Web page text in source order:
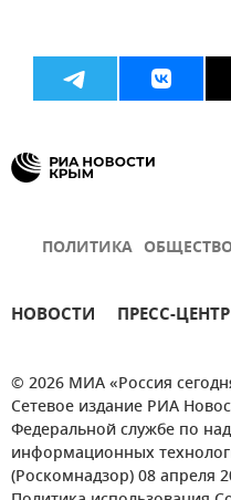
ПОЛИТИКА
НОВОСТИ ПРЕСС-ЦЕНТР
© 2026 МИА «Россия
Сетевое издание РИА
Федеральной службе по
информационных
(Роскомнадзор) 08 апреля